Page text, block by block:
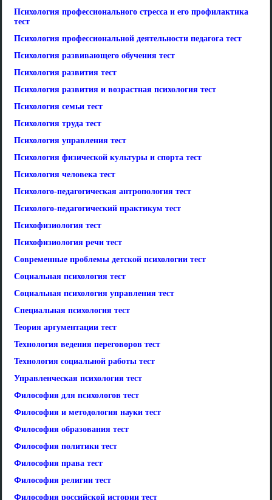
Психология профессионального стресса и его профилактика
тест
Психология профессиональной деятельности педагога тест
Психология развивающего обучения тест
Психология развития тест
Психология развития и возрастная психология тест
Психология семьи тест
Психология труда тест
Психология управления тест
Психология физической культуры и спорта тест
Психология человека тест
Психолого-педагогическая антропология тест
Психолого-педагогический практикум тест
Психофизиология тест
Психофизиология речи тест
Современные проблемы детской психологии тест
Социальная психология тест
Социальная психология управления тест
Специальная психология тест
Теория аргументации тест
Технология ведения переговоров тест
Технология социальной работы тест
Управленческая психология тест
Философия для психологов тест
Философия и методология науки тест
Философия образования тест
Философия политики тест
Философия права тест
Философия религии тест
Философия российской истории тест